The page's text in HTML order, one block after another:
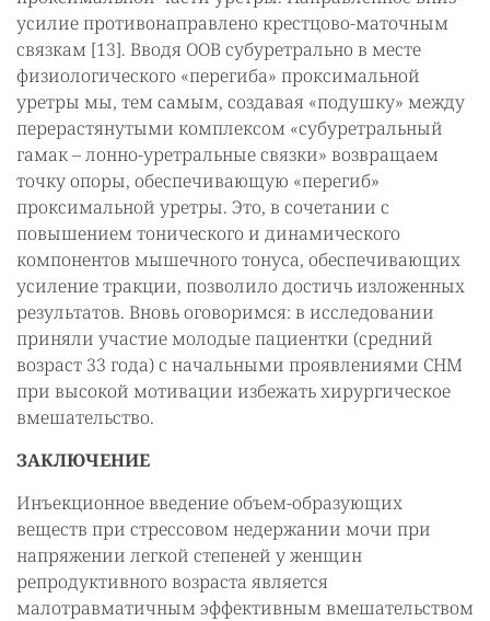
усилие противонаправлено крестцово-маточным
связкам [13]. Вводя ООВ субуретрально в месте
физиологического «перегиба» проксимальной
уретры мы, тем самым, создавая «подушку» между
перерастянутыми комплексом «субуретральный
гамак – лонно-уретральные связки» возвращаем
точку опоры, обеспечивающую «перегиб»
проксимальной уретры. Это, в сочетании с
повышением тонического и динамического
компонентов мышечного тонуса, обеспечивающих
усиление тракции, позволило достичь изложенных
результатов. Вновь оговоримся: в исследовании
приняли участие молодые пациентки (средний
возраст 33 года) с начальными проявлениями СНМ
при высокой мотивации избежать хирургическое
вмешательство.
ЗАКЛЮЧЕНИЕ
Инъекционное введение объем-образующих
веществ при стрессовом недержании мочи при
напряжении легкой степеней у женщин
репродуктивного возраста является
малотравматичным эффективным вмешательством